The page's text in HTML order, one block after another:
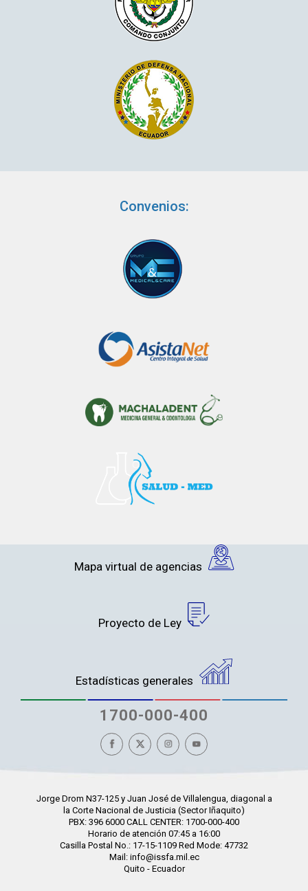
Convenios:
Mapa virtual de agencias
Proyecto de Ley
Estadísticas generales
1700-000-400
Jorge Drom N37-125 y Juan José de Villalengua, diagonal a
la Corte Nacional de Justicia (Sector Iñaquito)
PBX: 396 6000 CALL CENTER: 1700-000-400
Horario de atención 07:45 a 16:00
Casilla Postal No.: 17-15-1109 Red Mode: 47732
Mail: info@issfa.mil.ec
Quito - Ecuador